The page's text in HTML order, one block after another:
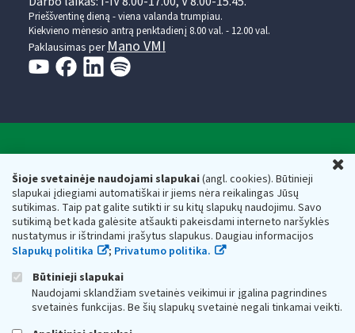
Šioje svetainėje naudojami slapukai(angl. cookies). Būtinieji
slapukai įdiegiami automatiškai ir jiems nėra reikalingas Jūsų
sutikimas. Taip pat galite sutikti ir su kitų slapukų naudojimu. Savo
sutikimą bet kada galėsite atšaukti pakeisdami interneto naršyklės
nustatymus ir ištrindami įrašytus slapukus. Daugiau informacijos
Slapukų politika
; Privatumo politika.
Būtinieji slapukai
Naudojami sklandžiam svetainės veikimui ir įgalina pagrindines
svetainės funkcijas. Be šių slapukų svetainė negali tinkamai veikti.
Prieššventinę dieną - viena valanda trumpiau.
Kiekvieno mėnesio antrą penktadienį 8.00 val. - 12.00 val.
Paklausimas perMano VMI
Valstybinė mokesčių inspekcija prie Lietuvos
Respublikos finansų ministerijos
Biudžetinė įstaiga. Juridinio asmens kodas — 188659752,
adresas: Vasario 16-osios g. 14, 01107 Vilnius, Lietuva, el.paštas:
vmi@vmi.lt , E. pristatymo dėžutės adresas 188659752
Duomenys apie Valstybinę mokesčių inspekciją prie Lietuvos
Respublikos finansų ministerijos kaupiami ir saugomi Juridinių